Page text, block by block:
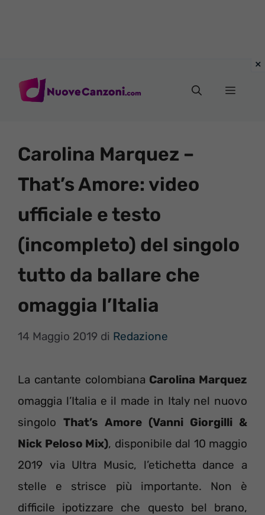
Menu
Carolina Marquez –
That’s Amore: video
ufficiale e testo
(incompleto) del singolo
tutto da ballare che
omaggia l’Italia
14 Maggio 2019 di Redazione
La cantante colombiana Carolina Marquez
omaggia l’Italia e il made in Italy nel nuovo
singolo That’s Amore (Vanni Giorgilli &
Nick Peloso Mix), disponibile dal 10 maggio
2019 via Ultra Music, l’etichetta dance a
stelle e strisce più importante. Non è
difficile ipotizzare che questo bel brano,